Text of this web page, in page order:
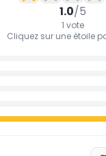
1.0/5
1 vote
Cliquez sur une étoile